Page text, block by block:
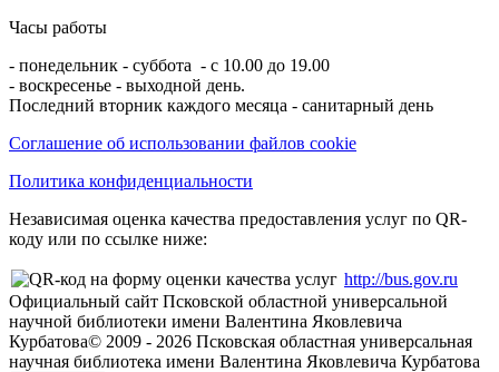
Часы работы
- понедельник - суббота - с 10.00 до 19.00
- воскресенье - выходной день.
Последний вторник каждого месяца - санитарный день
Соглашение об использовании файлов cookie
Политика конфиденциальности
Независимая оценка качества предоставления услуг по QR-
коду или по ссылке ниже:
http://bus.gov.ru
Официальный сайт Псковской областной универсальной
научной библиотеки имени Валентина Яковлевича
Курбатова© 2009 - 2026 Псковская областная универсальная
научная библиотека имени Валентина Яковлевича Курбатова